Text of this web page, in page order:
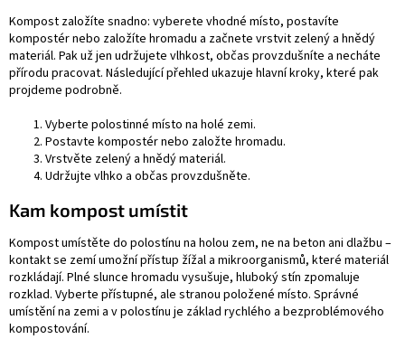
Kompost založíte snadno: vyberete vhodné místo, postavíte
kompostér nebo založíte hromadu a začnete vrstvit zelený a hnědý
materiál. Pak už jen udržujete vlhkost, občas provzdušníte a necháte
přírodu pracovat. Následující přehled ukazuje hlavní kroky, které pak
projdeme podrobně.
Vyberte polostinné místo na holé zemi.
Postavte kompostér nebo založte hromadu.
Vrstvěte zelený a hnědý materiál.
Udržujte vlhko a občas provzdušněte.
Kam kompost umístit
Kompost umístěte do polostínu na holou zem, ne na beton ani dlažbu –
kontakt se zemí umožní přístup žížal a mikroorganismů, které materiál
rozkládají. Plné slunce hromadu vysušuje, hluboký stín zpomaluje
rozklad. Vyberte přístupné, ale stranou položené místo. Správné
umístění na zemi a v polostínu je základ rychlého a bezproblémového
kompostování.